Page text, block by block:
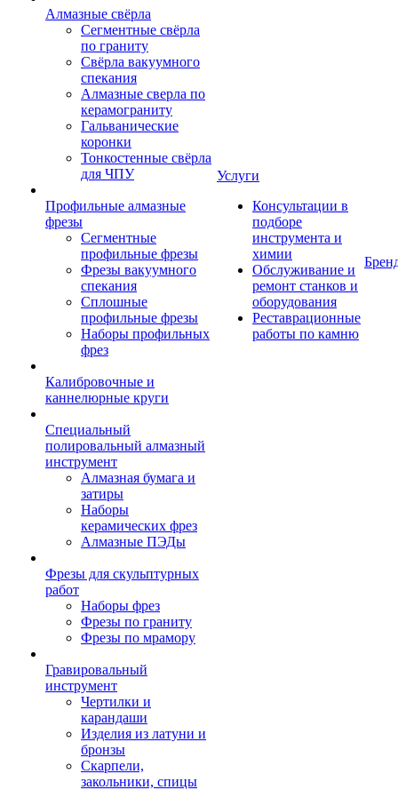
Алмазные свёрла
Сегментные свёрла
по граниту
Свёрла вакуумного
спекания
Алмазные сверла по
керамограниту
Гальванические
коронки
Тонкостенные свёрла
для ЧПУ
Профильные алмазные
фрезы
Сегментные
профильные фрезы
Фрезы вакуумного
спекания
Сплошные
профильные фрезы
Наборы профильных
фрез
Калибровочные и
каннелюрные круги
Специальный
полировальный алмазный
инструмент
Алмазная бумага и
затиры
Наборы
керамических фрез
Алмазные ПЭДы
Фрезы для скульптурных
работ
Наборы фрез
Фрезы по граниту
Фрезы по мрамору
Гравировальный
инструмент
Чертилки и
карандаши
Изделия из латуни и
бронзы
Скарпели,
закольники, спицы
Услуги
Консультации в
подборе
инструмента и
химии
Обслуживание и
ремонт станков и
оборудования
Реставрационные
работы по камню